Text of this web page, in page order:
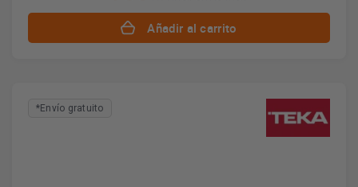
Añadir al carrito
*Envío gratuito